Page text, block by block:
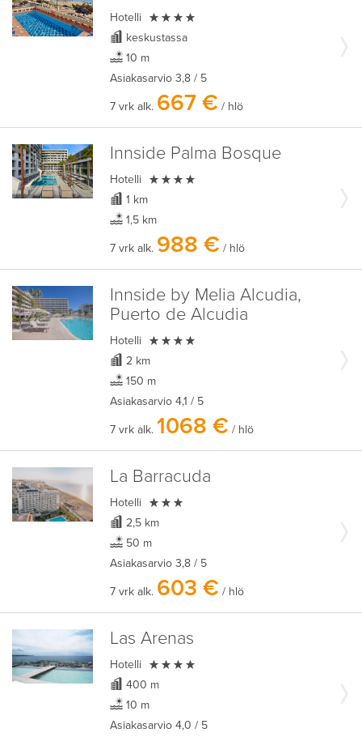
Hotelli 
keskustassa
10 m
Asiakasarvio 3,8 / 5
7 vrk alk. 667 € / hlö
Innside Palma Bosque
Hotelli 
1 km
1,5 km
7 vrk alk. 988 € / hlö
Innside by Melia Alcudia,
Puerto de Alcudia
Hotelli 
2 km
150 m
Asiakasarvio 4,1 / 5
7 vrk alk. 1068 € / hlö
La Barracuda
Hotelli 
2,5 km
50 m
Asiakasarvio 3,8 / 5
7 vrk alk. 603 € / hlö
Las Arenas
Hotelli 
400 m
10 m
Asiakasarvio 4,0 / 5